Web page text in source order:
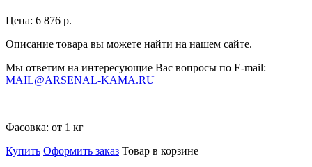
Цена: 6 876 р.
Описание товара вы можете найти на нашем сайте.
Мы ответим на интересующие Вас вопросы по E-mail:
MAIL@ARSENAL-KAMA.RU
Фасовка: от 1 кг
Купить Оформить заказ Товар в корзине